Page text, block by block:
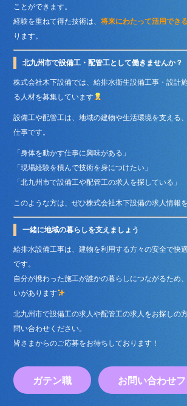
ことができます。
経験を重ねて得た技術は、将来にわたって活用でき
ります。
北九州市で設備工・配管工として働きませんか？
株式会社木下設備では、給排水衛生設備工事・設計
る人材を募集しています
設備工や配管工は、地域の建物や生活環境を支える
仕事です。
「身体を動かす仕事に興味がある」
「現場経験を積んで技術を身につけたい」
「北九州市で設備工や配管工の求人を探している」
このような方は、ぜひ株式会社木下設備の求人情報
一緒に地域の暮らしを支えましょう
給排水設備工事は、建物を利用する方々の安全で快
です。
自分が携わった施工が誰かの暮らしにつながるため
いがあります
北九州市で設備工の求人や配管工の求人をお探しの
問い合わせください。
皆さまからのご応募をお待ちしております！
ガテン職 お問い合わせ